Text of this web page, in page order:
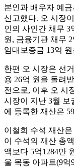
본인과 배우자 예금
신고했다. 오 시장
인의 사인간 채무 3
원, 금융기관 채무
임대보증금 13억
한편 오 시장은 선
용 26억 원을 돌려
전으로, 이후 오 시
시장이 지난 3월 보
에 등록한 재산은
이철희 수석 재산
이 수석의 재산 총
액보다 5억1284만
울 목동 아파트(9억